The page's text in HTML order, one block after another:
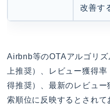
改善す
Airbnb等のOTAアルゴリ
上推奨）、レビュー獲得
得推奨）、最新のレビュ
索順位に反映するとされ